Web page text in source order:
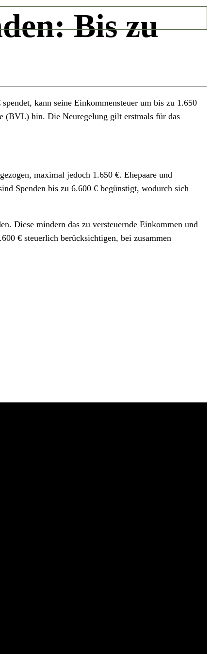
Bis zu
kann seine Einkommensteuer um bis zu 1.650
(BVL) hin. Die Neuregelung gilt erstmals für das
maximal jedoch 1.650 €. Ehepaare und
Spenden bis zu 6.600 € begünstigt, wodurch sich
Diese mindern das zu versteuernde Einkommen und
€ steuerlich berücksichtigen, bei zusammen